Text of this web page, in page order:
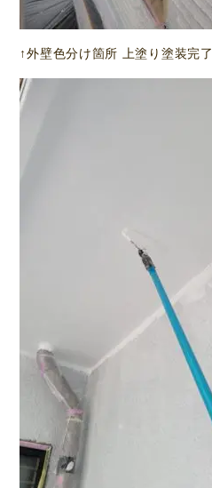
↑外壁色分け箇所 上塗り塗装完了